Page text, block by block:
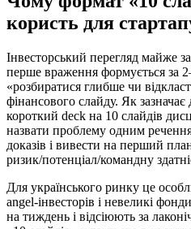
користь для
Інвесторський перегляд майже
перше враження формується за
«розбиратися глибше чи
фінансового слайду. Як зазначає
короткий deck на 10 слайдів
назвати проблему одним
доказів і вивести на перший
ризик/потенціал/командну
Для українського ринку це
angel-інвесторів і невеликі
на тиждень і відсіюють за